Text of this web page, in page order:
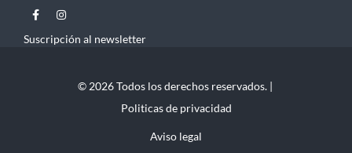
Suscripción al newsletter
© 2026 Todos los derechos reservados. |
Politicas de privacidad
Aviso legal